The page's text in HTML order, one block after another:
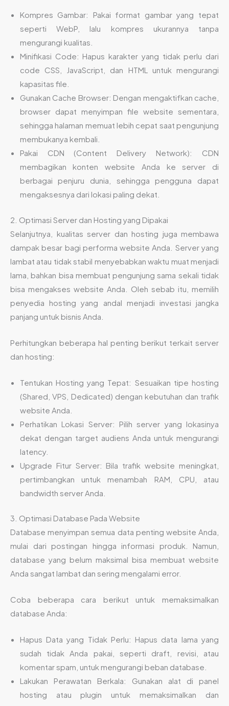
Kompres Gambar: Pakai format gambar yang tepat
seperti WebP, lalu kompres ukurannya tanpa
mengurangi kualitas.
Minifikasi Code: Hapus karakter yang tidak perlu dari
code CSS, JavaScript, dan HTML untuk mengurangi
kapasitas file.
Gunakan Cache Browser: Dengan mengaktifkan cache,
browser dapat menyimpan file website sementara,
sehingga halaman memuat lebih cepat saat pengunjung
membukanya kembali.
Pakai CDN (Content Delivery Network): CDN
membagikan konten website Anda ke server di
berbagai penjuru dunia, sehingga pengguna dapat
mengaksesnya dari lokasi paling dekat.
2. Optimasi Server dan Hosting yang Dipakai
Selanjutnya, kualitas server dan hosting juga membawa
dampak besar bagi performa website Anda. Server yang
lambat atau tidak stabil menyebabkan waktu muat menjadi
lama, bahkan bisa membuat pengunjung sama sekali tidak
bisa mengakses website Anda. Oleh sebab itu, memilih
penyedia hosting yang andal menjadi investasi jangka
panjang untuk bisnis Anda.
Perhitungkan beberapa hal penting berikut terkait server
dan hosting:
Tentukan Hosting yang Tepat: Sesuaikan tipe hosting
(Shared, VPS, Dedicated) dengan kebutuhan dan trafik
website Anda.
Perhatikan Lokasi Server: Pilih server yang lokasinya
dekat dengan target audiens Anda untuk mengurangi
latency.
Upgrade Fitur Server: Bila trafik website meningkat,
pertimbangkan untuk menambah RAM, CPU, atau
bandwidth server Anda.
3. Optimasi Database Pada Website
Database menyimpan semua data penting website Anda,
mulai dari postingan hingga informasi produk. Namun,
database yang belum maksimal bisa membuat website
Anda sangat lambat dan sering mengalami error.
Coba beberapa cara berikut untuk memaksimalkan
database Anda:
Hapus Data yang Tidak Perlu: Hapus data lama yang
sudah tidak Anda pakai, seperti draft, revisi, atau
komentar spam, untuk mengurangi beban database.
Lakukan Perawatan Berkala: Gunakan alat di panel
hosting atau plugin untuk memaksimalkan dan